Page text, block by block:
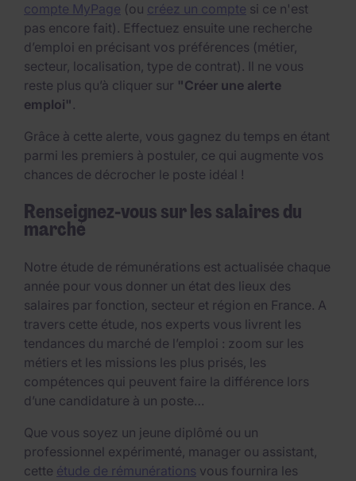
compte MyPage (ou créez un compte si ce n'est
pas encore fait). Effectuez ensuite une recherche
d’emploi en précisant vos préférences (métier,
secteur, localisation, type de contrat). Il ne vous
reste plus qu’à cliquer sur "Créer une alerte
emploi" .
Grâce à cette alerte, vous gagnez du temps en étant
parmi les premiers à postuler, ce qui augmente vos
chances de décrocher le poste idéal !
Renseignez-vous sur les salaires du
marché
Notre étude de rémunérations est actualisée chaque
année pour vous donner un état des lieux des
salaires par fonction, secteur et région en France. A
travers cette étude, nos experts vous livrent les
tendances du marché de l’emploi : zoom sur les
métiers et les missions les plus prisés, les
compétences qui peuvent faire la différence lors
d’une candidature à un poste…
Que vous soyez un jeune diplômé ou un
professionnel expérimenté, manager ou assistant,
cette étude de rémunérations vous fournira les